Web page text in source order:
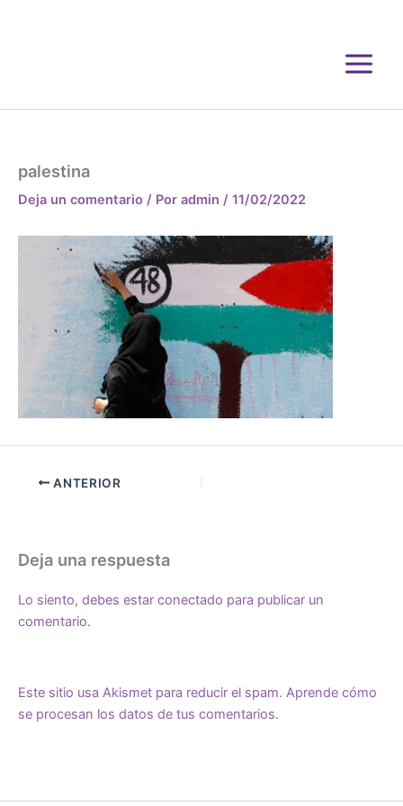
palestina
Deja un comentario / Por admin / 11/02/2022
ANTERIOR
Deja una respuesta
Lo siento, debes estar conectado para publicar un
comentario.
Este sitio usa Akismet para reducir el spam. Aprende cómo
se procesan los datos de tus comentarios.